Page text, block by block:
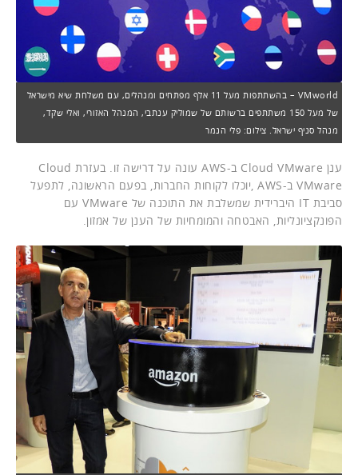
VMworld – בהשתתפות מעל 11 אלף מפתחים ומנהלים, עם משלחת שיא מישראל
של מעל 150 משתתפים ברשותם של שמוליק ענתבי, המנהל האזורי, ואלי שקד,
מנהל סניף ישראל. צילום: פלי הנמר
ענן Cloud VMware ב-AWS עונה על דרישה זו. בעזרת Cloud
VMware ב-AWS ,יוכלו לקוחות החברות, בפעם הראשונה, לתפעל
סביבת IT היברידית שמשלבת את התוכנה של VMware עם
הפונקציונליות, האבטחה והמומחיות של הענן של אמזון.